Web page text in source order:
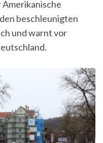
Amerikanische
beschleunigten
und warnt vor